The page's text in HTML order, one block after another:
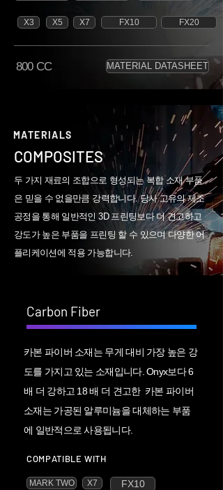
X3 X5 X7 FX10 FX20
800 CC MATERIAL DATASHEET
MATERIALS
COMPOSITES
두 가지 재료의 조합으로 형성되는 복합 소재 부품
은 믿을 수 없을만큼 강력합니다. 당사 고유의 제조
공정을 통해 일반적인 3D 프린팅보다 더 견고하고
강도가 높은 부품을 프린팅 할 수 있으며 다양한 어
플리케이션에 적용 가능합니다.
Carbon Fiber
카본 파이버 소재는 무게 대비 가장 높은 강
도를 가지고 있는 소재입니다. Onyx보다 6
배 더 강하고 18 배 더 견고한 카본 파이버
소재는 가공된 알루미늄을 대체하는 부품
에 일반적으로 사용됩니다.
COMPATIBLE WITH
MARK TWO X7 FX10